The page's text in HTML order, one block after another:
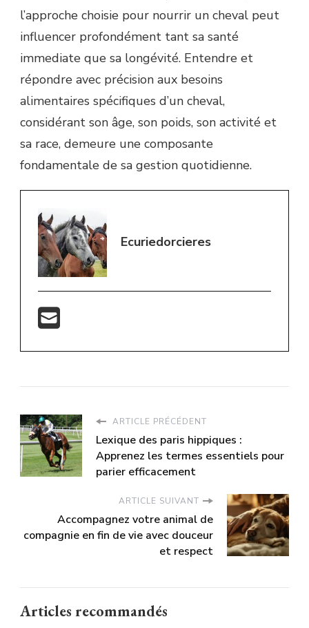
l’approche choisie pour nourrir un cheval peut
influencer profondément tant sa santé
immediate que sa longévité. Entendre et
répondre avec précision aux besoins
alimentaires spécifiques d’un cheval,
considérant son âge, son poids, son activité et
sa race, demeure une composante
fondamentale de sa gestion quotidienne.
Ecuriedorcieres
ARTICLE PRÉCÉDENT
Lexique des paris hippiques :
Apprenez les termes essentiels pour
parier efficacement
ARTICLE SUIVANT
Accompagnez votre animal de
compagnie en fin de vie avec douceur
et respect
Articles recommandés